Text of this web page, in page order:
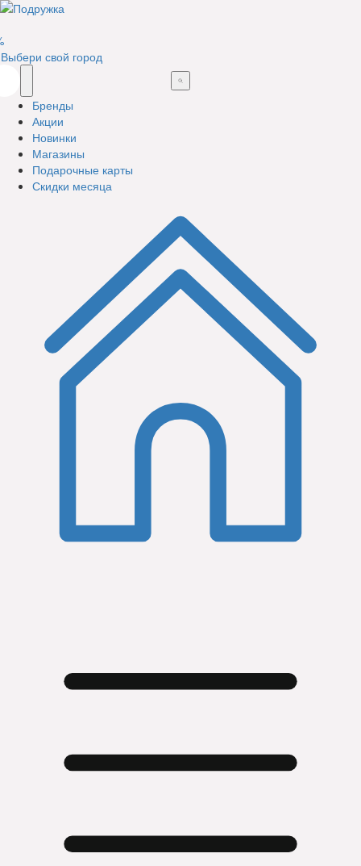
Выбери свой город
Бренды
Акции
Новинки
Магазины
Подарочные карты
Скидки месяца